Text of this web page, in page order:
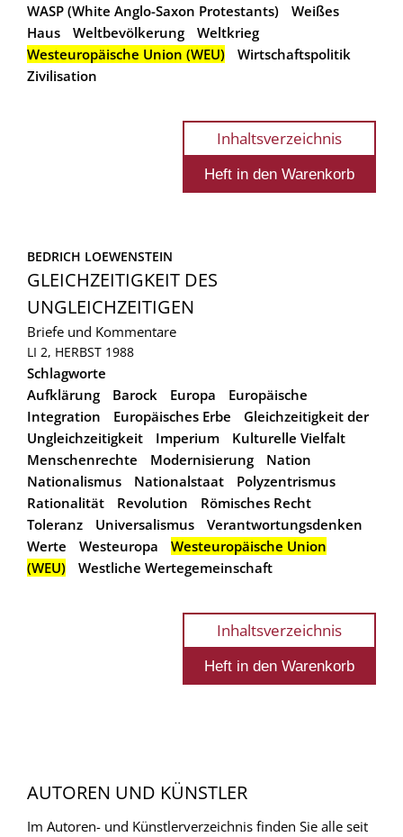
WASP (White Anglo-Saxon Protestants)
Weißes
Haus
Weltbevölkerung
Weltkrieg
Westeuropäische Union (WEU)
Wirtschaftspolitik
Zivilisation
Inhaltsverzeichnis
BEDRICH LOEWENSTEIN
GLEICHZEITIGKEIT DES
UNGLEICHZEITIGEN
Briefe und Kommentare
LI 2, HERBST 1988
Schlagworte
Aufklärung
Barock Europa
Europäische
Integration
Europäisches Erbe
Gleichzeitigkeit der
Ungleichzeitigkeit
Imperium
Kulturelle Vielfalt
Menschenrechte
Modernisierung
Nation
Nationalismus
Nationalstaat
Polyzentrismus
Rationalität
Revolution
Römisches Recht
Toleranz
Universalismus
Verantwortungsdenken
Werte
Westeuropa
Westeuropäische Union
(WEU)
Westliche Wertegemeinschaft
Inhaltsverzeichnis
AUTOREN UND KÜNSTLER
Im Autoren- und Künstlerverzeichnis finden Sie alle seit